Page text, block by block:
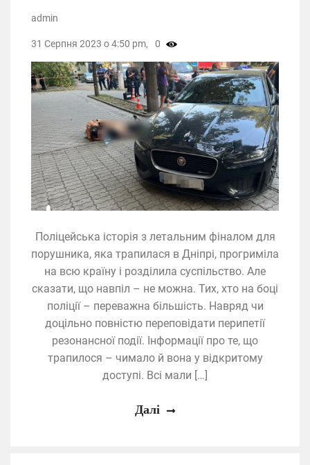
Поліцейська історія з летальним фіналом для
порушника, яка трапилася в Дніпрі, прогриміла
на всю країну і розділила суспільство. Але
сказати, що навпіл – не можна. Тих, хто на боці
поліції – переважна більшість. Навряд чи
доцільно повністю переповідати перипетії
резонансної події. Інформації про те, що
трапилося – чимало й вона у відкритому
доступі. Всі мали […]
admin
31 Серпня 2023 о 4:50 pm, 0
Далі